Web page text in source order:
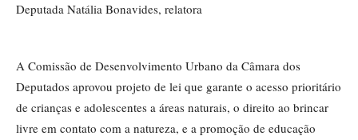
Deputada Natália Bonavides, relatora
A Comissão de Desenvolvimento Urbano da Câmara dos
Deputados aprovou projeto de lei que garante o acesso prioritário
de crianças e adolescentes a áreas naturais, o direito ao brincar
livre em contato com a natureza, e a promoção de educação